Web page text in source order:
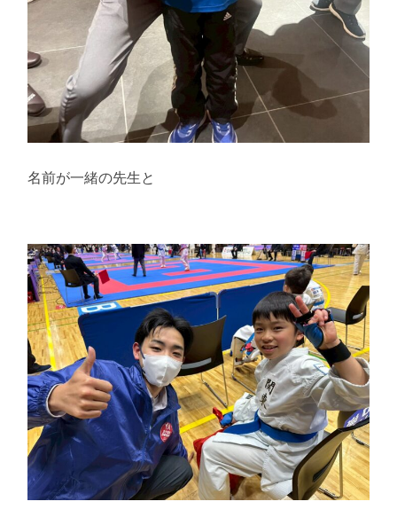
名前が一緒の先生と